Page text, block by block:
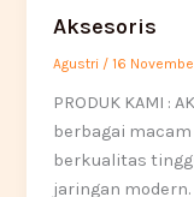
Aksesoris
Agustri /16
PRODUK KAMI :
berbagai
berkualitas
jaringan modern.